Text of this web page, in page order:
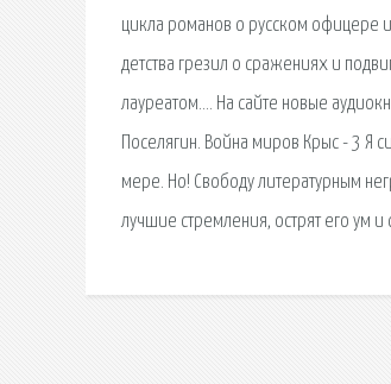
цикла романов о русском офицере
детства грезил о сражениях и
лауреатом…. На сайте новые
Поселягин. Война миров Крыс - 3 Я
мере. Но! Свободу литературным
лучшие стремления, острят его ум и